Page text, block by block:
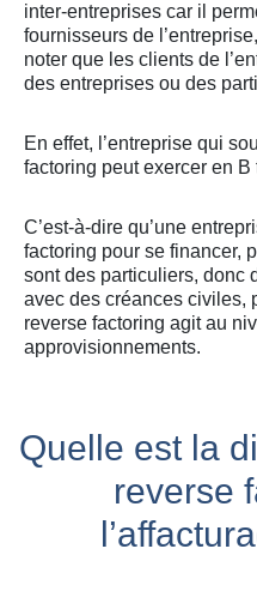
inter-entreprises car il
fournisseurs de
noter que les clients de
des entreprises ou des
En effet, l’entreprise qui
factoring peut exercer en
C’est-à-dire qu’une
factoring pour se financer,
sont des particuliers, donc
avec des créances civiles,
reverse factoring agit au
approvisionnements.
Quelle est la
reverse